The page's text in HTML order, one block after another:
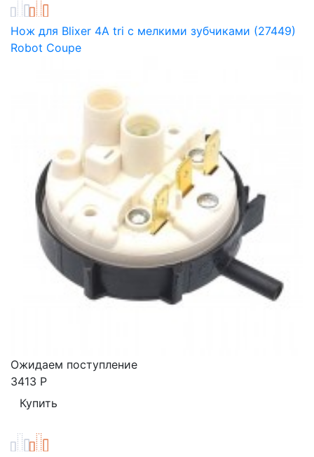
Нож для Blixer 4А tri с мелкими зубчиками (27449)
Robot Coupe
Ожидаем поступление
3413 Р